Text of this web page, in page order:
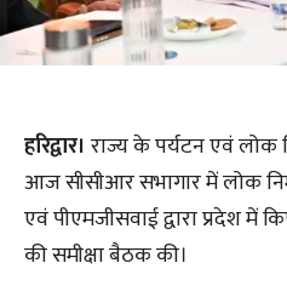
हरिद्वार। राज्य के पर्यटन एवं लोक
आज सीसीआर सभागार में लोक
एवं पीएमजीसवाई द्वारा प्रदेश में
की समीक्षा बैठक की।